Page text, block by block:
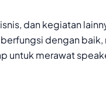
dan kegiatan
dengan
untuk merawat